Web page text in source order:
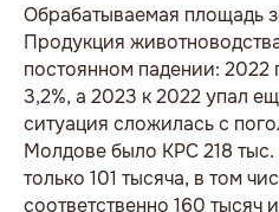
Обрабатываемая площадь
Продукция
постоянном падении: 2022
3,2%, а 2023 к 2022 упал
ситуация сложилась с
Молдове было КРС 218 тыс.
только 101 тысяча, в том
соответственно 160 тысяч